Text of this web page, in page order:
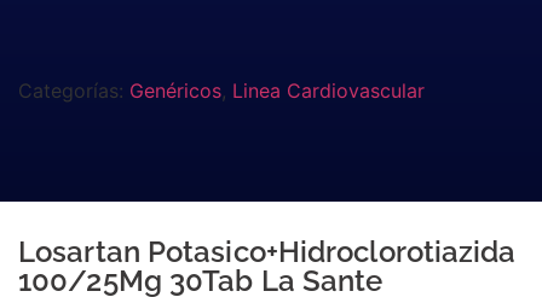
Categorías: Genéricos, Linea Cardiovascular
Losartan Potasico+Hidroclorotiazida
100/25Mg 30Tab La Sante